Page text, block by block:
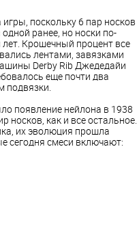
поскольку 6 пар носков
ранее, но носки по-
Крошечный процент все
лентами, завязками
Derby Rib Джедедайи
еще почти два
подвязки.
появление нейлона в 1938
носков, как и все остальное.
их эволюция прошла
сегодня смеси включают: